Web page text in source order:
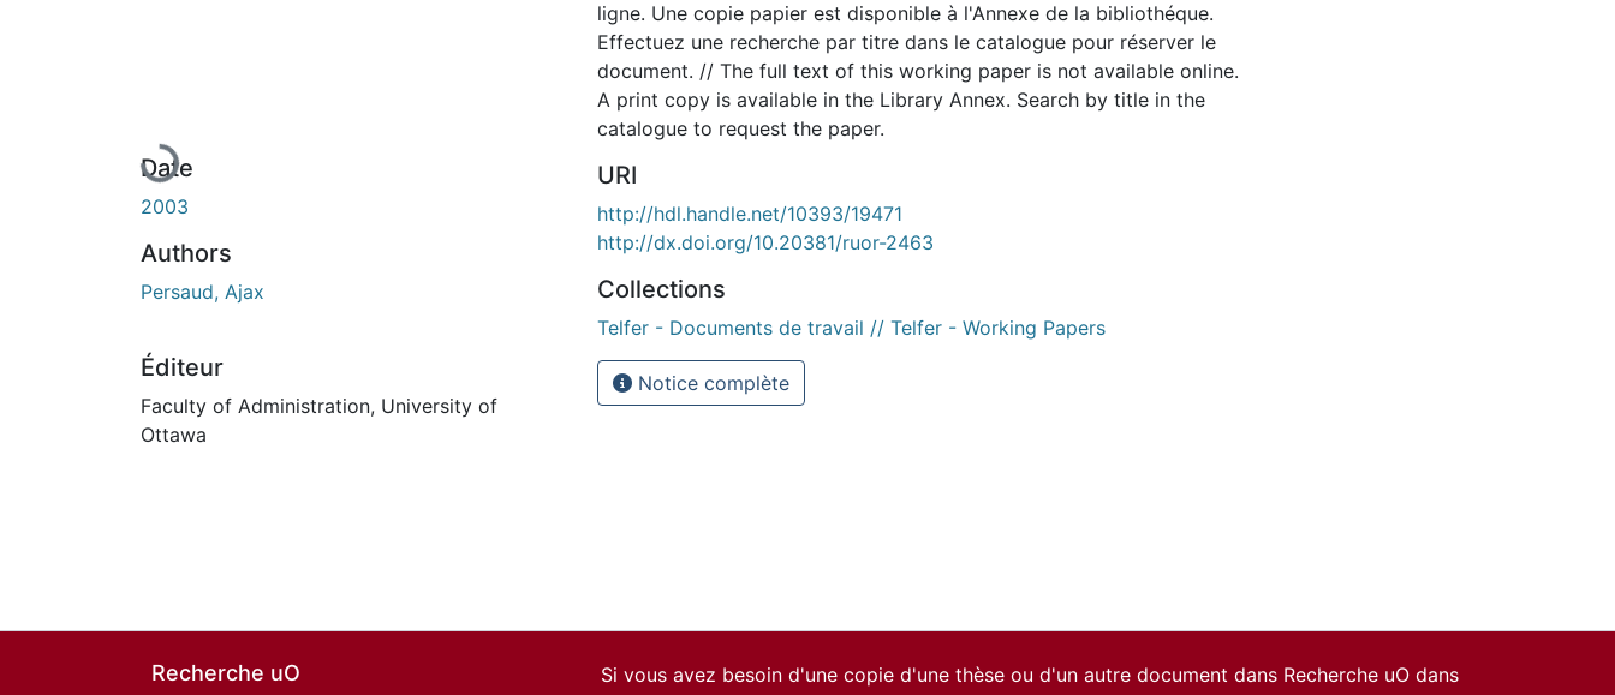
En cours de chargement...
Date
2003
Authors
Persaud, Ajax
Éditeur
Faculty of Administration, University of
Ottawa
ligne. Une copie papier est disponible à l'Annexe de la bibliothéque.
Effectuez une recherche par titre dans le catalogue pour réserver le
document. // The full text of this working paper is not available online.
A print copy is available in the Library Annex. Search by title in the
catalogue to request the paper.
URI
http://hdl.handle.net/10393/19471
http://dx.doi.org/10.20381/ruor-2463
Collections
Telfer - Documents de travail // Telfer - Working Papers
Notice complète
Recherche uO
Si vous avez besoin d'une copie d'une thèse ou d'un autre document dans Recherche uO dans